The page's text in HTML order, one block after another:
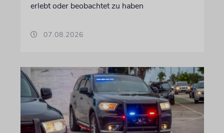
erlebt oder beobachtet zu haben
07.08.2026